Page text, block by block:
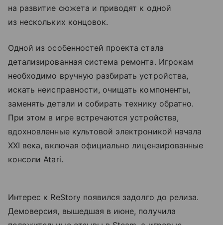
на развитие сюжета и приводят к одной
из нескольких концовок.
Одной из особенностей проекта стала
детализированная система ремонта. Игрокам
необходимо вручную разбирать устройства,
искать неисправности, очищать компоненты,
заменять детали и собирать технику обратно.
При этом в игре встречаются устройства,
вдохновленные культовой электроникой начала
XXI века, включая официально лицензированные
консоли Atari.
Интерес к ReStory появился задолго до релиза.
Демоверсия, вышедшая в июне, получила